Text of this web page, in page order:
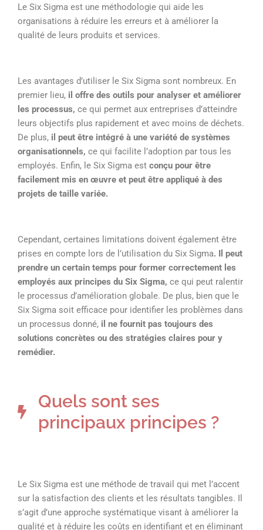
Le Six Sigma est une méthodologie qui aide les
organisations à réduire les erreurs et à améliorer la
qualité de leurs produits et services.
Les avantages d’utiliser le Six Sigma sont nombreux. En
premier lieu, il offre des outils pour analyser et améliorer
les processus, ce qui permet aux entreprises d’atteindre
leurs objectifs plus rapidement et avec moins de déchets.
De plus, il peut être intégré à une variété de systèmes
organisationnels, ce qui facilite l’adoption par tous les
employés. Enfin, le Six Sigma est conçu pour être
facilement mis en œuvre et peut être appliqué à des
projets de taille variée.
Cependant, certaines limitations doivent également être
prises en compte lors de l’utilisation du Six Sigma. Il peut
prendre un certain temps pour former correctement les
employés aux principes du Six Sigma, ce qui peut ralentir
le processus d’amélioration globale. De plus, bien que le
Six Sigma soit efficace pour identifier les problèmes dans
un processus donné, il ne fournit pas toujours des
solutions concrètes ou des stratégies claires pour y
remédier.
Quels sont ses
principaux principes ?
Le Six Sigma est une méthode de travail qui met l’accent
sur la satisfaction des clients et les résultats tangibles. Il
s’agit d’une approche systématique visant à améliorer la
qualité et à réduire les coûts en identifiant et en éliminant